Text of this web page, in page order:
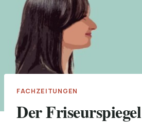
FACHZEITUNGEN
Der Friseurspiegel